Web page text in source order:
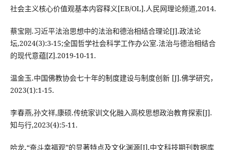
社会主义核心价值观基本内容释义[EB/OL].人民网理论频道,2014.
蔡宝刚.习近平法治思想中的法治和德治相结合理论[J].政法论
坛,2024(3):3-15;全国哲学社会科学工作办公室.法治与德治相结合
的现代意蕴[Z].2019-10-11.
温金玉.中国佛教协会七十年的制度建设与制度创新 [J].佛学研究，
2023(1):1-15.
李春燕,孙文祥,康硕.传统家训文化融入高校思想政治教育探索[J].
知与行,2023(4):5-11.
哈龙.“奋斗幸福观”的显著特点及文化渊源[J].中文科技期刊数据库